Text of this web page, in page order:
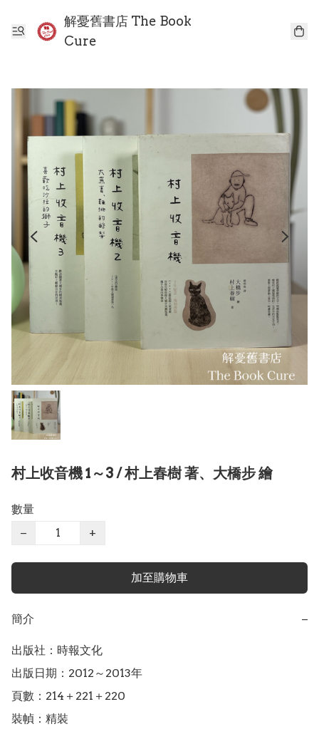
解憂舊書店 The Book
Cure
村上收音機 1～3 / 村上春樹 著、大橋步 繪
數量
−
+
加至購物車
簡介 −
出版社：時報文化
出版日期：2012～2013年
頁數：214＋221＋220
裝幀：精裝